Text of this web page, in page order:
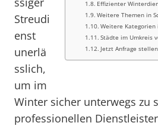
Effizienter
Weitere Themen in
Weitere Kategorien
Städte im Umkreis
Jetzt Anfrage stellen
Streudi
enst
unerlä
sslich,
um im
Winter sicher unterwegs zu
professionellen